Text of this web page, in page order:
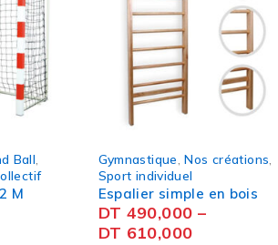
Ball
M
Gymnastique ,Nos créations
Sport individuel
Espalier simple en bois
DT 490,000 –
DT 610,000